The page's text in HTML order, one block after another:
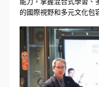
的國際視野和多元文化包